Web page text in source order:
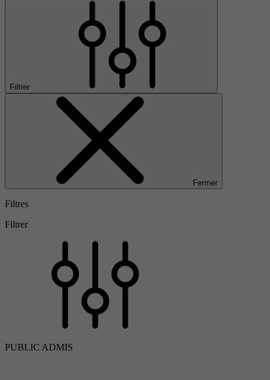
Filtrer
Fermer
Filtres
Filtrer
PUBLIC ADMIS